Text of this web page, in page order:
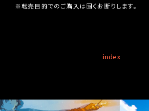
※転売目的でのご購入は固くお断りします。
index